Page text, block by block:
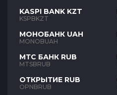
KASPI BANK KZT
KSPBKZT
МОНОБАНК UAH
MONOBUAH
МТС БАНК RUB
MTSBRUB
ОТКРЫТИЕ RUB
OPNBRUB